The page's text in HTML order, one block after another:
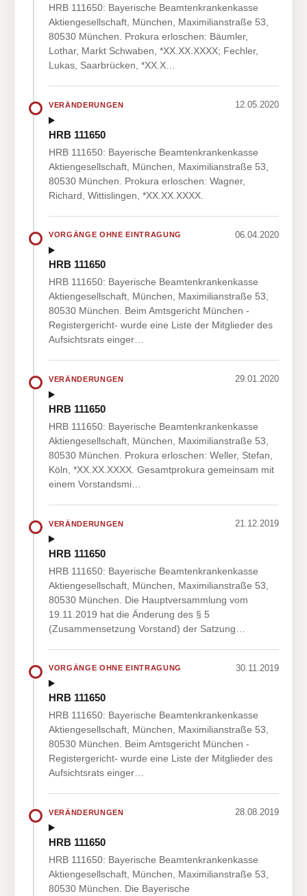
HRB 111650: Bayerische Beamtenkrankenkasse
Aktiengesellschaft, München, Maximilianstraße 53,
80530 München. Prokura erloschen: Bäumler,
Lothar, Markt Schwaben, *XX.XX.XXXX; Fechler,
Lukas, Saarbrücken, *XX.X…
VERÄNDERUNGEN 12.05.2020
HRB 111650
HRB 111650: Bayerische Beamtenkrankenkasse
Aktiengesellschaft, München, Maximilianstraße 53,
80530 München. Prokura erloschen: Wagner,
Richard, Wittislingen, *XX.XX.XXXX.
VORGÄNGE OHNE EINTRAGUNG 06.04.2020
HRB 111650
HRB 111650: Bayerische Beamtenkrankenkasse
Aktiengesellschaft, München, Maximilianstraße 53,
80530 München. Beim Amtsgericht München -
Registergericht- wurde eine Liste der Mitglieder des
Aufsichtsrats einger…
VERÄNDERUNGEN 29.01.2020
HRB 111650
HRB 111650: Bayerische Beamtenkrankenkasse
Aktiengesellschaft, München, Maximilianstraße 53,
80530 München. Prokura erloschen: Weller, Stefan,
Köln, *XX.XX.XXXX. Gesamtprokura gemeinsam mit
einem Vorstandsmi…
VERÄNDERUNGEN 21.12.2019
HRB 111650
HRB 111650: Bayerische Beamtenkrankenkasse
Aktiengesellschaft, München, Maximilianstraße 53,
80530 München. Die Hauptversammlung vom
19.11.2019 hat die Änderung des § 5
(Zusammensetzung Vorstand) der Satzung…
VORGÄNGE OHNE EINTRAGUNG 30.11.2019
HRB 111650
HRB 111650: Bayerische Beamtenkrankenkasse
Aktiengesellschaft, München, Maximilianstraße 53,
80530 München. Beim Amtsgericht München -
Registergericht- wurde eine Liste der Mitglieder des
Aufsichtsrats einger…
VERÄNDERUNGEN 28.08.2019
HRB 111650
HRB 111650: Bayerische Beamtenkrankenkasse
Aktiengesellschaft, München, Maximilianstraße 53,
80530 München. Die Bayerische